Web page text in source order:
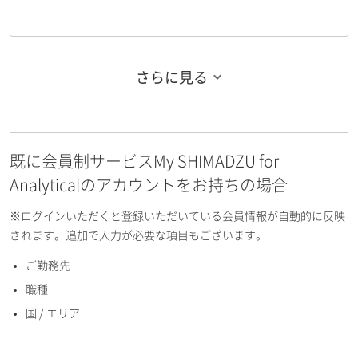
お名前フリガナ（名）
E-mailアドレス（半角英数）
さらに見る
既に会員制サービスMy SHIMADZU for
Analyticalのアカウントをお持ちの場合
※ログインいただくと登録いただいている会員情報が自動的に反映
されます。追加で入力が必要な項目もございます。
ご勤務先
職種
国 / エリア